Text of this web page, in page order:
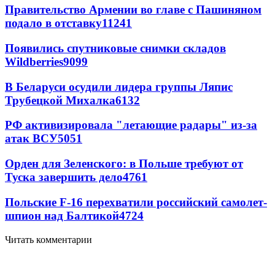
Правительство Армении во главе с Пашиняном
подало в отставку11241
Появились спутниковые снимки складов
Wildberries9099
В Беларуси осудили лидера группы Ляпис
Трубецкой Михалка6132
РФ активизировала "летающие радары" из-за
атак ВСУ5051
Орден для Зеленского: в Польше требуют от
Туска завершить дело4761
Польские F-16 перехватили российский самолет-
шпион над Балтикой4724
Читать комментарии